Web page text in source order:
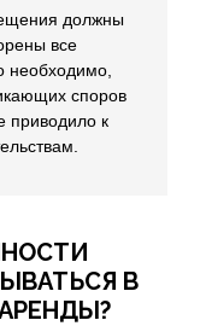
должны
все
необходимо,
споров
приводило к
В